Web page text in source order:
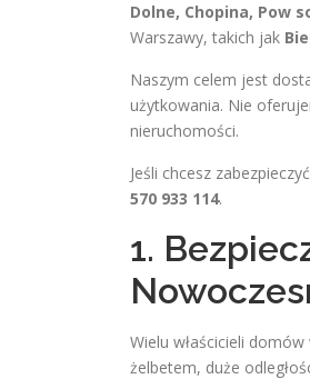
Dolne, Chopina, Pow
Warszawy, takich jak
Naszym celem jest
użytkowania. Nie
nieruchomości.
Jeśli chcesz
570 933 114.
1.
Wielu właścicieli
żelbetem, duże